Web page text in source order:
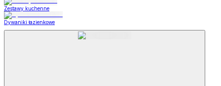
Zestawy kuchenne
Dywaniki łazienkowe